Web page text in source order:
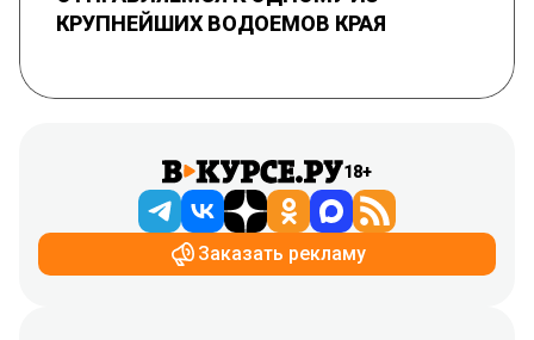
КРУПНЕЙШИХ ВОДОЕМОВ КРАЯ
18+
Заказать рекламу